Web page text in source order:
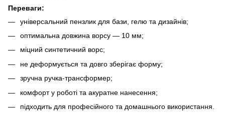
Переваги:
універсальний пензлик для бази, гелю та дизайнів;
оптимальна довжина ворсу — 10 мм;
міцний синтетичний ворс;
не деформується та довго зберігає форму;
зручна ручка-трансформер;
комфорт у роботі та акуратне нанесення;
підходить для професійного та домашнього використання.